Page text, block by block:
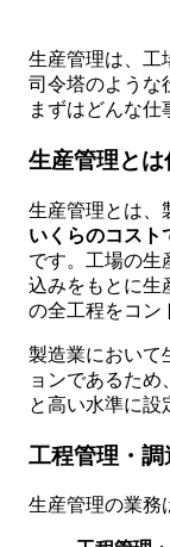
生産管理は、工
司令塔のような
まずはどんな仕
生産管理と
生産管理とは、
いくらのコスト
です。工場の生
込みをもとに生
の全工程をコン
製造業において
ョンであるた
と高い水準に設
工程管理・
生産管理の業務